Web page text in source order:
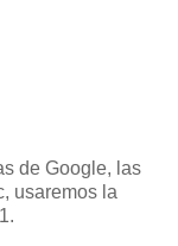
de Google, las
usaremos la